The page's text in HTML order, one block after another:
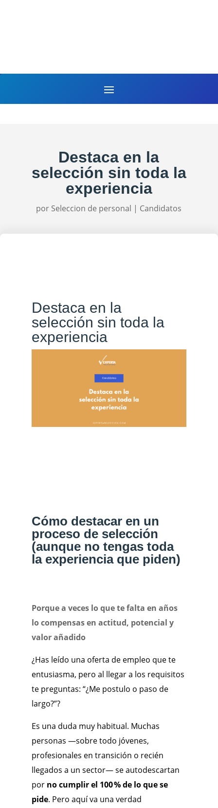
Destaca en la
selección sin toda la
experiencia
por Seleccion de personal | Candidatos
Destaca en la
selección sin toda la
experiencia
Cómo destacar en un
proceso de selección
(aunque no tengas toda
la experiencia que piden)
Porque a veces lo que te falta en años
lo compensas en actitud, potencial y
valor añadido
¿Has leído una oferta de empleo que te
entusiasma, pero al llegar a los requisitos
te preguntas: “¿Me postulo o paso de
largo?”?
Es una duda muy habitual. Muchas
personas —sobre todo jóvenes,
profesionales en transición o recién
llegados a un sector— se autodescartan
por no cumplir el 100 % de lo que se
pide. Pero aquí va una verdad